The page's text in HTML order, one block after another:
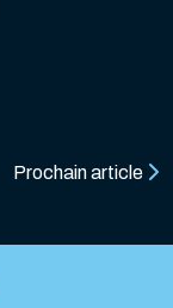
Prochain article